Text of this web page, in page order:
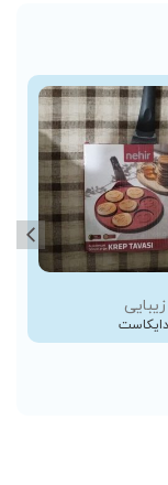
زیبایی